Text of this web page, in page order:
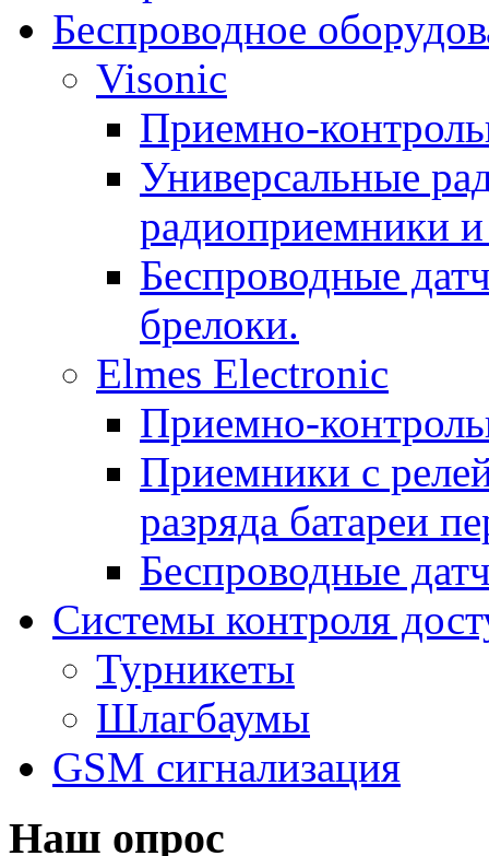
Беспроводное
Visonic
Приемно-
Универсальные
радиоприемники
Беспроводные
брелоки.
Elmes Electronic
Приемно-
Приемники с
разряда батареи
Беспроводные
Системы контроля
Турникеты
Шлагбаумы
GSM сигнализация
Наш опрос